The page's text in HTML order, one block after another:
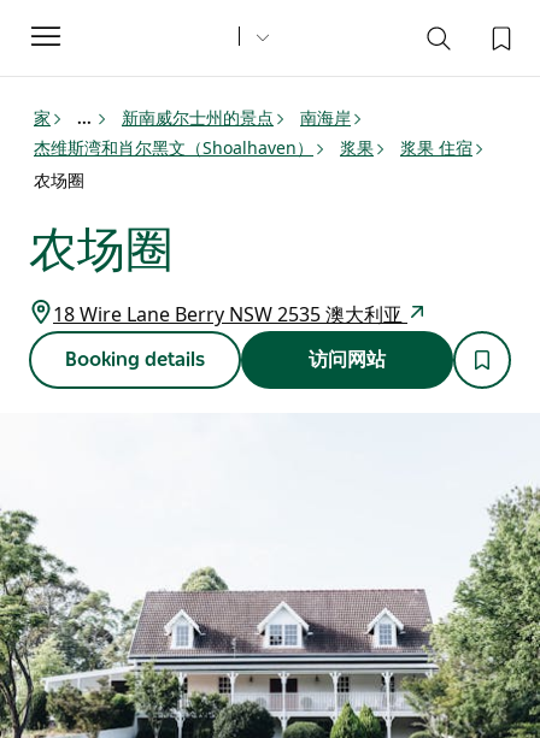
Toggle
navigation
家 ... 新南威尔士州的景点
南海岸
杰维斯湾和肖尔黑文（Shoalhaven）
浆果
浆果 住宿
农场圈
农场圈
18 Wire Lane Berry NSW 2535 澳大利亚
Booking details 访问网站